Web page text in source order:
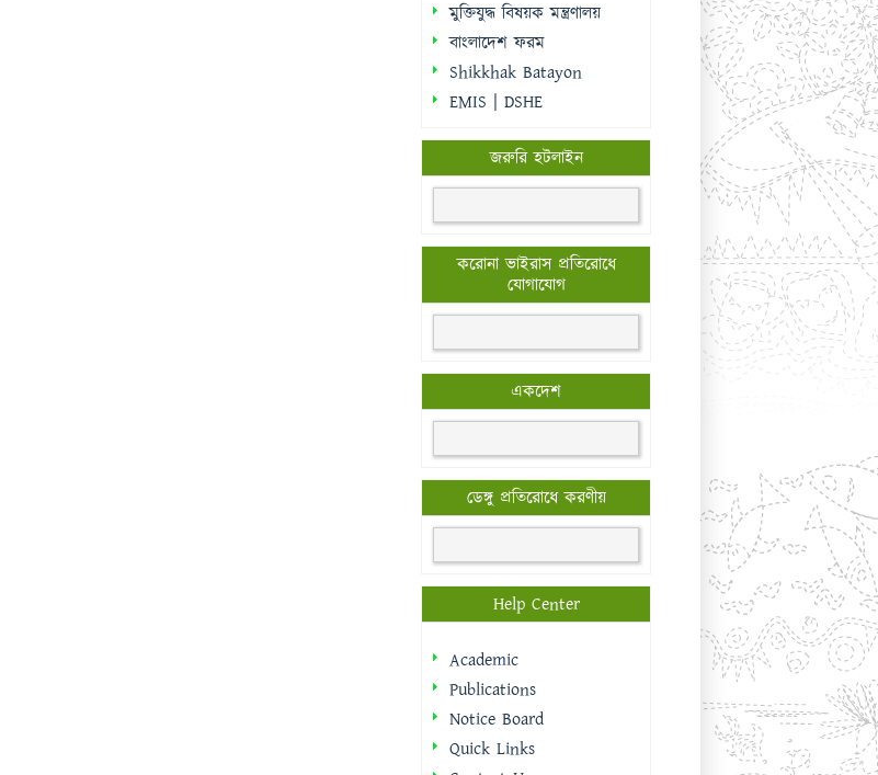
মুক্তিযুদ্ধ বিষয়ক মন্ত্রণালয়
বাংলাদেশ ফরম
Shikkhak Batayon
EMIS | DSHE
জরুরি হটলাইন
করোনা ভাইরাস প্রতিরোধে
যোগাযোগ
একদেশ
ডেঙ্গু প্রতিরোধে করণীয়
Help Center
Academic
Publications
Notice Board
Quick Links